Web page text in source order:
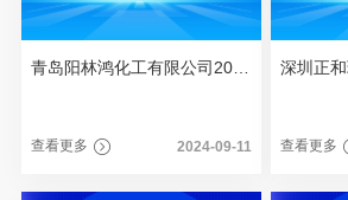
青岛阳林鸿化工有限公司2023年重大信息公告
查看更多 2024-09-11 查看更多